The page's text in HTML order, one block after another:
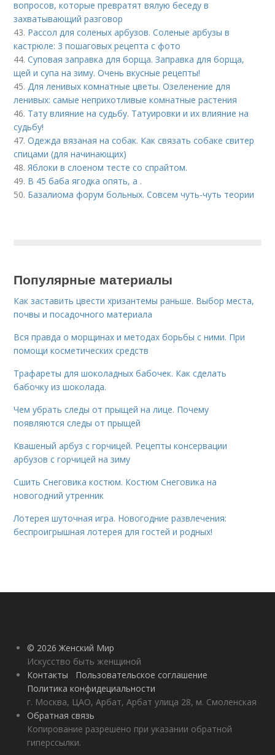
вопросов, которые превратят вялую беседу в
захватывающий разговор
43. Рассол для соленых арбузов. Соленые арбузы в
кастрюле: 3 пошаговых рецепта с фото
44.Суповая заправка для борща. Заправка для борща,
щей и супа на зиму. Очень вкусные рецепты!
45.Для ленивых комнатные цветы. Озеленение для
ленивых: самые неприхотливые комнатные растения
46. Тату влияние на судьбу. Татуировки и их влияние на
судьбу!
47.Одежда вязаная на собак. Как связать собаке свитер
спицами (для начинающих)
48.Яблоки в слоеном тесте со спрайтом.
49. В 45 баба ягодка опять, а .
50. Базалиома форум больных. Совсем чуть-чуть теории
Популярные материалы
Как заставить цвести хризантемы раньше. Выбор места,
почвы и посадочного материала
Вся правда о морщинах и методах борьбы с ними. При
помощи косметических средств
Трафареты для шоколадных бабочек. Как сделать
бабочку из шоколада.
Чем убрать следы от прыщей на лице. Почему
появляются следы от прыщей
Квашеный арбуз с горчицей. Рецепты консервации
арбузов с горчицей на зиму
Сшить Снеговика костюм. Костюм Снеговика на
новогодний утренник
Лотерея шуточная игра. Новогодние развлечения:
беспроигрышная лотерея для гостей и родных!
© 2026 Женский Мир
Искусство быть женщиной
Контакты
Пользовательское соглашение
Политика конфидециальности
г. Москва, ЦАО, Арбат, Арбат улица 28, м. Смоленская
Обратная связь
Копирование разрешено при указании обратной
гиперссылки.